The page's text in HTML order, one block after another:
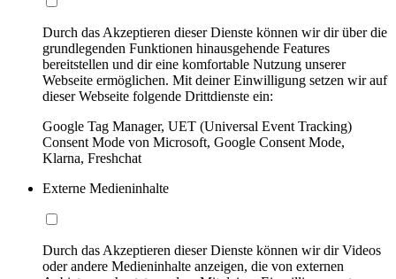
Durch das Akzeptieren dieser Dienste können wir dir über die
grundlegenden Funktionen hinausgehende Features
bereitstellen und dir eine komfortable Nutzung unserer
Webseite ermöglichen. Mit deiner Einwilligung setzen wir auf
dieser Webseite folgende Drittdienste ein:
Google Tag Manager, UET (Universal Event Tracking)
Consent Mode von Microsoft, Google Consent Mode,
Klarna, Freshchat
Externe Medieninhalte
Durch das Akzeptieren dieser Dienste können wir dir Videos
oder andere Medieninhalte anzeigen, die von externen